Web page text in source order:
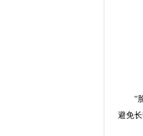
“脸
避免